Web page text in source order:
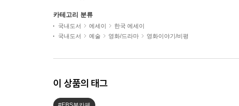
카테고리 분류
국내도서 에세이
한국 에세이
국내도서
예술 영화/드라마 영화이야기/비평
이 상품의 태그